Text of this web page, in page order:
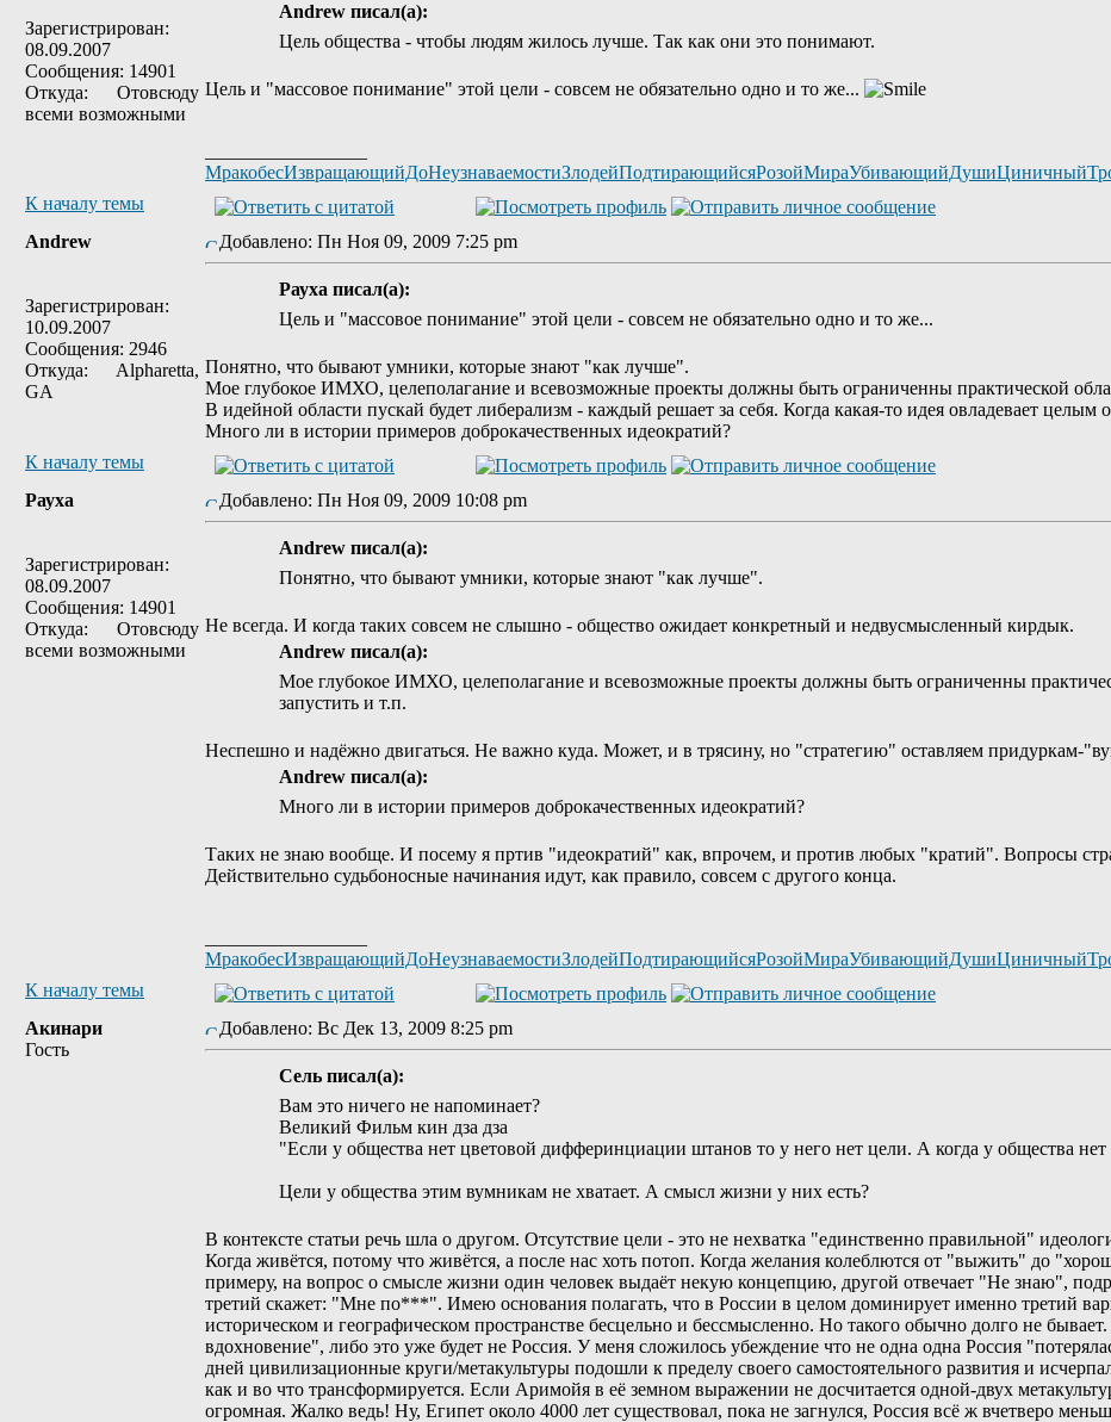
Зарегистрирован:
08.09.2007
Сообщения: 14901
Откуда: Отовсюду
всеми возможными
Andrew писал(а):
Цель общества - чтобы людям жилось лучше. Так как они это понимают.
Цель и "массовое понимание" этой цели - совсем не обязательно одно и то же...
К началу темы
Andrew
Зарегистрирован:
10.09.2007
Сообщения: 2946
Откуда: Alpharetta,
GA
Добавлено: Пн Ноя 09, 2009 7:25 pm
Рауха писал(а):
Цель и "массовое понимание" этой цели - совсем не обязательно одно и то же...
Понятно, что бывают умники, которые знают "как лучше".
Мое глубокое ИМХО, целеполагание и всевозможные проекты должны быть ограниченны практической
В идейной области пускай будет либерализм - каждый решает за себя. Когда какая-то идея овладевает целым
Много ли в истории примеров доброкачественных идеократий?
К началу темы
Рауха
Зарегистрирован:
08.09.2007
Сообщения: 14901
Откуда: Отовсюду
всеми возможными
Добавлено: Пн Ноя 09, 2009 10:08 pm
Andrew писал(а):
Понятно, что бывают умники, которые знают "как лучше".
Не всегда. И когда таких совсем не слышно - общество ожидает конкретный и недвусмысленный кирдык.
Andrew писал(а):
Мое глубокое ИМХО, целеполагание и всевозможные проекты должны быть ограниченны
запустить и т.п.
Неспешно и надёжно двигаться. Не важно куда. Может, и в трясину, но "стратегию" оставляем придуркам-
Andrew писал(а):
Много ли в истории примеров доброкачественных идеократий?
Таких не знаю вообще. И посему я пртив "идеократий" как, впрочем, и против любых "кратий". Вопросы
Действительно судьбоносные начинания идут, как правило, совсем с другого конца.
К началу темы
Акинари
Гость
Добавлено: Вс Дек 13, 2009 8:25 pm
Сель писал(а):
Вам это ничего не напоминает?
Великий Фильм кин дза дза
"Если у общества нет цветовой дифферинциации штанов то у него нет цели. А когда у общества
Цели у общества этим вумникам не хватает. А смысл жизни у них есть?
В контексте статьи речь шла о другом. Отсутствие цели - это не нехватка "единственно правильной"
Когда живётся, потому что живётся, а после нас хоть потоп. Когда желания колеблются от "выжить" до
примеру, на вопрос о смысле жизни один человек выдаёт некую концепцию, другой отвечает "Не знаю",
третий скажет: "Мне по***". Имею основания полагать, что в России в целом доминирует именно третий
историческом и географическом пространстве бесцельно и бессмысленно. Но такого обычно долго не
вдохновение", либо это уже будет не Россия. У меня сложилось убеждение что не одна одна Россия
дней цивилизационные круги/метакультуры подошли к пределу своего самостоятельного развития и
как и во что трансформируется. Если Аримойя в её земном выражении не досчитается одной-двух
огромная. Жалко ведь! Ну, Египет около 4000 лет существовал, пока не загнулся, Россия всё ж вчетверо